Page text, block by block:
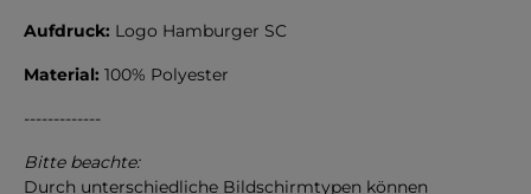
Aufdruck: Logo Hamburger SC
Material: 100% Polyester
-------------
Bitte beachte:
Durch unterschiedliche Bildschirmtypen können